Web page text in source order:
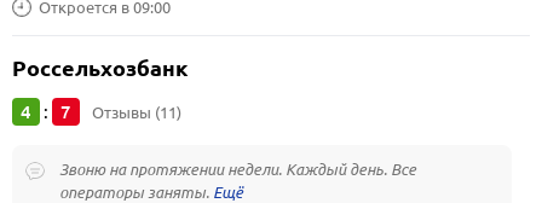
Откроется в 09:00
Россельхозбанк
4 : 7 Отзывы (11)
Звоню на протяжении недели. Каждый день. Все
операторы заняты.